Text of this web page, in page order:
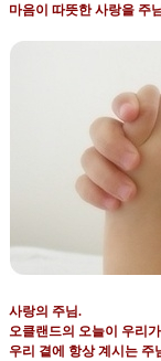
마음이 따뜻한 사랑을 주
사랑의 주님.
오클랜드의 오늘이 우리
우리 곁에 항상 계시는 주